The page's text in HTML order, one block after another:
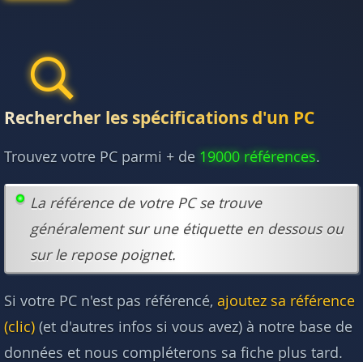
Rechercher les spécifications d'un PC
Trouvez votre PC parmi + de 19000 références.
La référence de votre PC se trouve
généralement sur une étiquette en dessous ou
sur le repose poignet.
Si votre PC n'est pas référencé, ajoutez sa référence
(clic) (et d'autres infos si vous avez) à notre base de
données et nous compléterons sa fiche plus tard.